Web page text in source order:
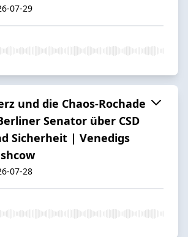
07-29
und die Chaos-Rochade
Senator über CSD
Sicherheit | Venedigs
07-28